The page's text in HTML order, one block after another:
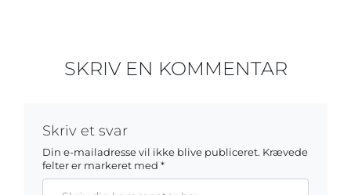
SKRIV EN KOMMENTAR
Skriv et svar
Din e-mailadresse vil ikke blive publiceret. Krævede
felter er markeret med *